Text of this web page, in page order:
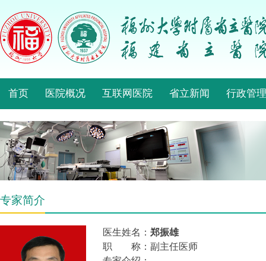
首页 医院概况 互联网医院 省立新闻 行政管理
专家简介
医生姓名： 郑振雄
职 称：副主任医师